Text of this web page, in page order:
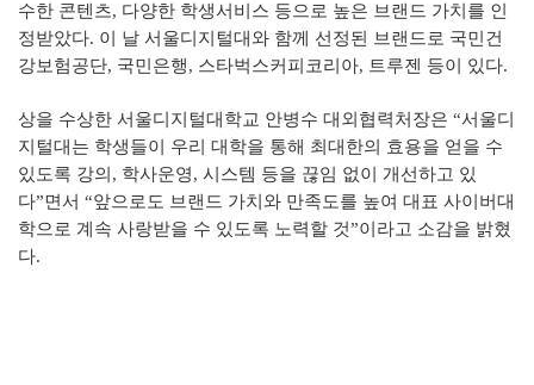
수한 콘텐츠, 다양한 학생서비스 등으로 높은 브랜드 가치를 인
정받았다. 이 날 서울디지털대와 함께 선정된 브랜드로 국민건
강보험공단, 국민은행, 스타벅스커피코리아, 트루젠 등이 있다.
상을 수상한 서울디지털대학교 안병수 대외협력처장은 “서울디
지털대는 학생들이 우리 대학을 통해 최대한의 효용을 얻을 수
있도록 강의, 학사운영, 시스템 등을 끊임 없이 개선하고 있
다”면서 “앞으로도 브랜드 가치와 만족도를 높여 대표 사이버대
학으로 계속 사랑받을 수 있도록 노력할 것”이라고 소감을 밝혔
다.